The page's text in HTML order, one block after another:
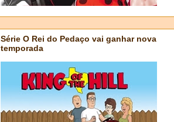
Série O Rei do Pedaço vai ganhar nova
temporada